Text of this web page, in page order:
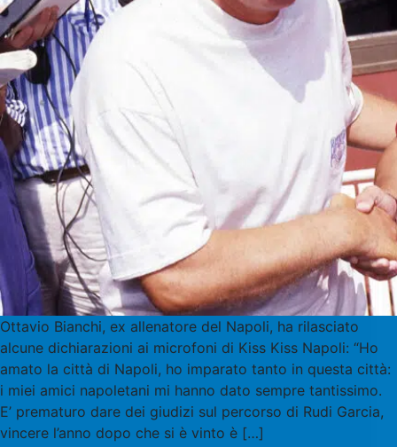
Ottavio Bianchi, ex allenatore del Napoli, ha rilasciato
alcune dichiarazioni ai microfoni di Kiss Kiss Napoli: “Ho
amato la città di Napoli, ho imparato tanto in questa città:
i miei amici napoletani mi hanno dato sempre tantissimo.
E’ prematuro dare dei giudizi sul percorso di Rudi Garcia,
vincere l’anno dopo che si è vinto è […]